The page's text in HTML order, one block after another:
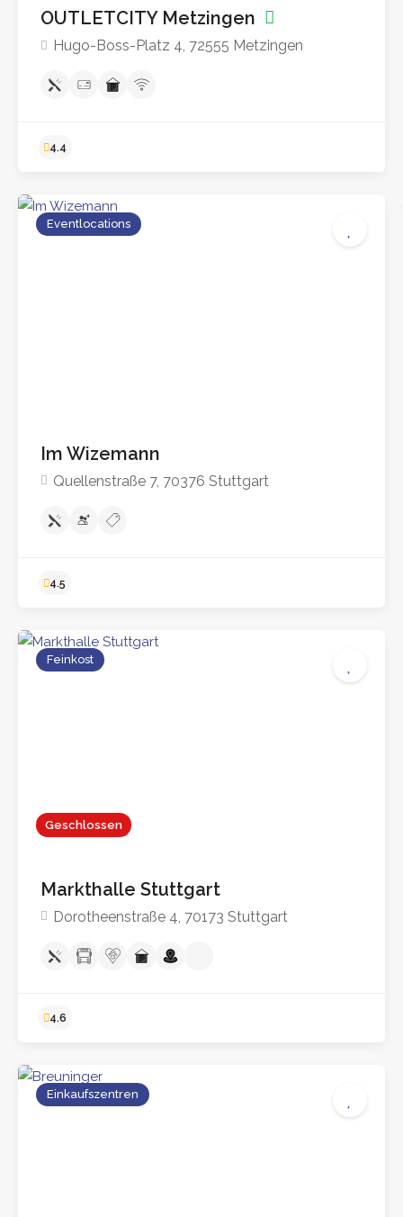
OUTLETCITY Metzingen
Hugo-Boss-Platz 4, 72555 Metzingen
Eventlocations
Im Wizemann
Quellenstraße 7, 70376 Stuttgart
Geschlossen
Feinkost
Markthalle Stuttgart
Dorotheenstraße 4, 70173 Stuttgart
Einkaufszentren